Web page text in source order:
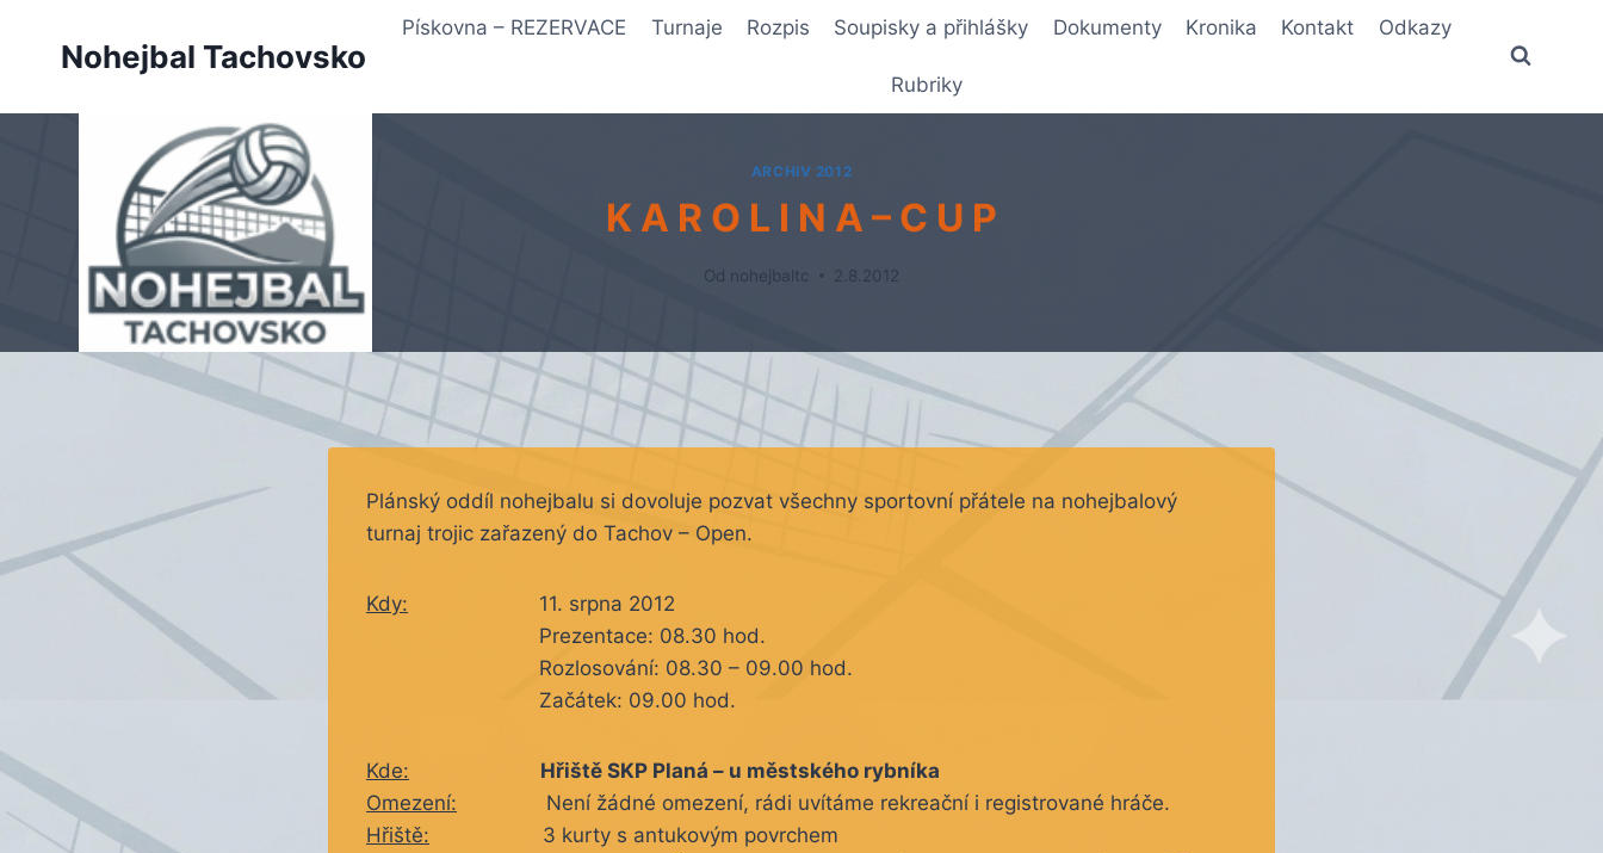
Nohejbal Tachovsko
Pískovna – REZERVACE Turnaje Rozpis Soupisky a přihlášky Dokumenty Kronika Kontakt Odkazy
Rubriky
ARCHIV 2012
K A R O L I N A – C U P
Od nohejbaltc 2.8.2012
Plánský oddíl nohejbalu si dovoluje pozvat všechny sportovní přátele na nohejbalový
turnaj trojic zařazený do Tachov – Open.
Kdy: 11. srpna 2012
Prezentace: 08.30 hod.
Rozlosování: 08.30 – 09.00 hod.
Začátek: 09.00 hod.
Kde:
Hřiště SKP Planá – u městského rybníka
Omezení: Není žádné omezení, rádi uvítáme rekreační i registrované hráče.
Hřiště: 3 kurty s antukovým povrchem